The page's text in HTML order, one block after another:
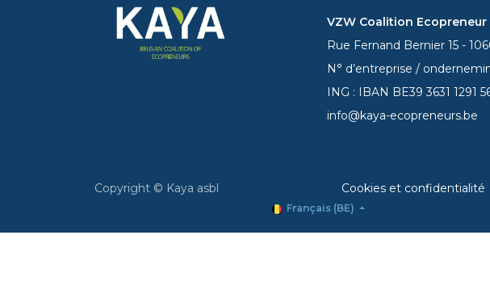
VZW Coalition Ecopreneur
Rue Fernand Bernier 15 -
N° d’entreprise /
ING : IBAN BE393631 1291
info@kaya-ecopreneurs.be
Copyright © Kaya asbl Cookies et confidentialité
Français (BE)